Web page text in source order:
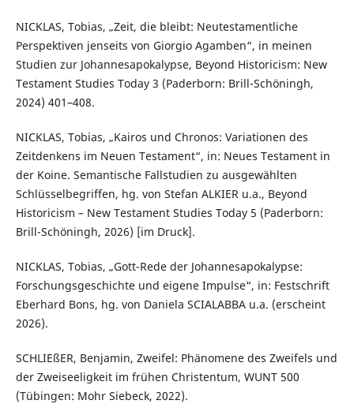
NICKLAS, Tobias, „Zeit, die bleibt: Neutestamentliche
Perspektiven jenseits von Giorgio Agamben“, in meinen
Studien zur Johannesapokalypse, Beyond Historicism: New
Testament Studies Today 3 (Paderborn: Brill-Schöningh,
2024) 401–408.
NICKLAS, Tobias, „Kairos und Chronos: Variationen des
Zeitdenkens im Neuen Testament“, in: Neues Testament in
der Koine. Semantische Fallstudien zu ausgewählten
Schlüsselbegriffen, hg. von Stefan ALKIER u.a., Beyond
Historicism – New Testament Studies Today 5 (Paderborn:
Brill-Schöningh, 2026) [im Druck].
NICKLAS, Tobias, „Gott-Rede der Johannesapokalypse:
Forschungsgeschichte und eigene Impulse“, in: Festschrift
Eberhard Bons, hg. von Daniela SCIALABBA u.a. (erscheint
2026).
SCHLIEßER, Benjamin, Zweifel: Phänomene des Zweifels und
der Zweiseeligkeit im frühen Christentum, WUNT 500
(Tübingen: Mohr Siebeck, 2022).